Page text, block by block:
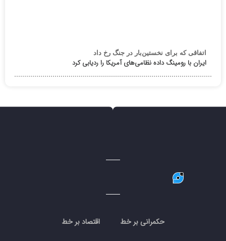
اتفاقی که برای نخستین‌بار در جنگ رخ داد
ایران با رومینگ داده نظامی‌های آمریکا را ردیابی کرد
حکمرانی بر خط اقتصاد بر خط